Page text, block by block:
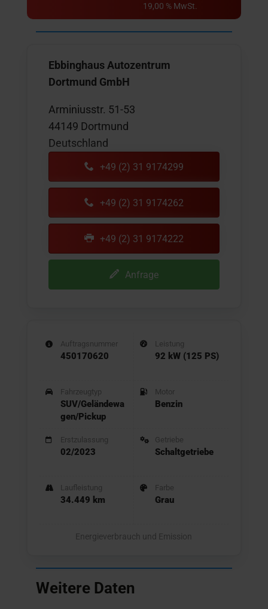
19,00 % MwSt.
Ebbinghaus Autozentrum
Dortmund GmbH
Arminiusstr. 51-53
44149 Dortmund
Deutschland
+49 (2) 31 9174299
+49 (2) 31 9174262
+49 (2) 31 9174222
Anfrage
Auftragsnummer
450170620
Fahrzeugtyp
SUV/Geländewa
gen/Pickup
Erstzulassung
02/2023
Laufleistung
34.449 km
Leistung
92 kW (125 PS)
Motor
Benzin
Getriebe
Schaltgetriebe
Farbe
Grau
Energieverbrauch und Emission
Weitere Daten